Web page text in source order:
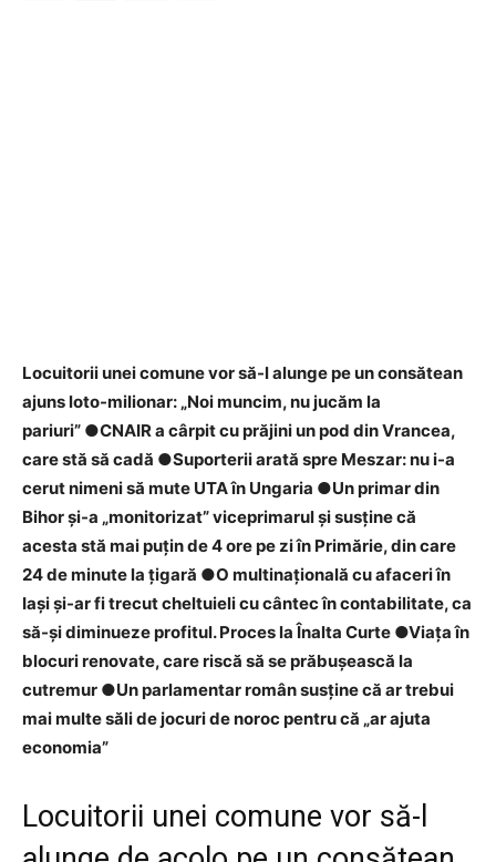
Locuitorii unei comune vor să-l alunge pe un consătean
ajuns loto-milionar: „Noi muncim, nu jucăm la
pariuri” ●CNAIR a cârpit cu prăjini un pod din Vrancea,
care stă să cadă ●​Suporterii arată spre Meszar: nu i-a
cerut nimeni să mute UTA în Ungaria ●Un primar din
Bihor și-a „monitorizat” viceprimarul și susține că
acesta stă mai puțin de 4 ore pe zi în Primărie, din care
24 de minute la țigară ●O multinaţională cu afaceri în
Iaşi şi-ar fi trecut cheltuieli cu cântec în contabilitate, ca
să-şi diminueze profitul. Proces la Înalta Curte ●Viața în
blocuri renovate, care riscă să se prăbușească la
cutremur ●Un parlamentar român susține că ar trebui
mai multe săli de jocuri de noroc pentru că „ar ajuta
economia”
Locuitorii unei comune vor să-l